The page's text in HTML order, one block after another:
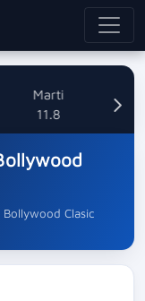
Marti
11.8
Clasic